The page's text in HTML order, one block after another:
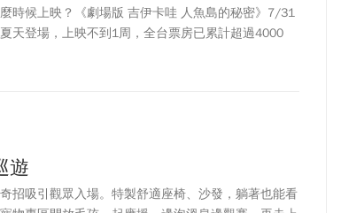
時候上映？《劇場版 吉伊卡哇 人魚島的秘密》7/31
天登場，上映不到1周，全台票房已累計超過4000
第二周特點祭出前導視覺海報，喜歡的粉絲千萬別錯
遊
招吸引觀眾入場。特製舒適座椅、沙發，躺著也能看